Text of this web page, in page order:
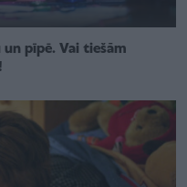
pīpē. Vai tiešām